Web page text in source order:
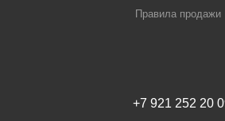
Правила продажи
+7 921 252 20